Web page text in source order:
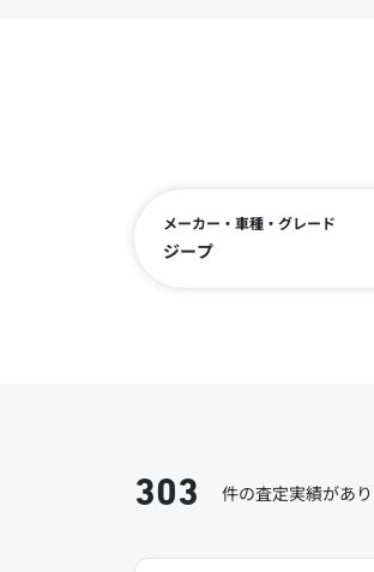
メーカー・車種・グレード
ジープ
303 件の査定実績があり